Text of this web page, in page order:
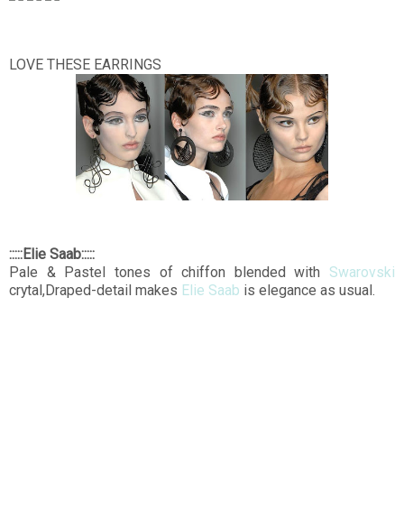
LOVE THESE EARRINGS
:::::Elie Saab:::::
Pale & Pastel tones of chiffon blended with Swarovski
crytal,Draped-detail makes Elie Saab is elegance as usual.